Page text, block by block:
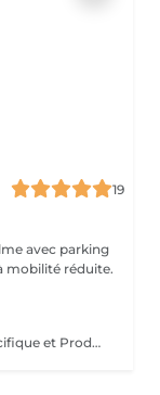
19
avec parking
mobilité réduite.
Diagnostique, Shampoing Traitant, Soin Spécifique et Produits Coiffants inclus